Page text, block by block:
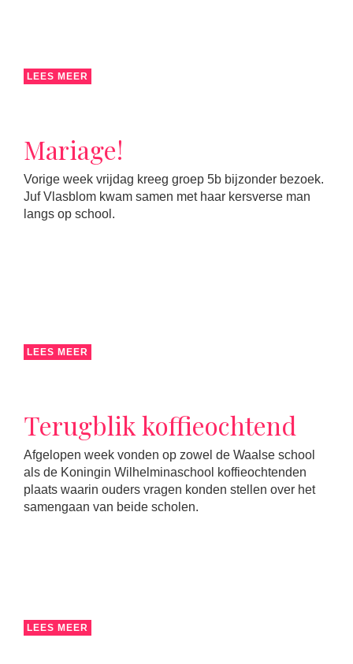
LEES MEER
Mariage!
Vorige week vrijdag kreeg groep 5b bijzonder bezoek.
Juf Vlasblom kwam samen met haar kersverse man
langs op school.
LEES MEER
Terugblik koffieochtend
Afgelopen week vonden op zowel de Waalse school
als de Koningin Wilhelminaschool koffieochtenden
plaats waarin ouders vragen konden stellen over het
samengaan van beide scholen.
LEES MEER